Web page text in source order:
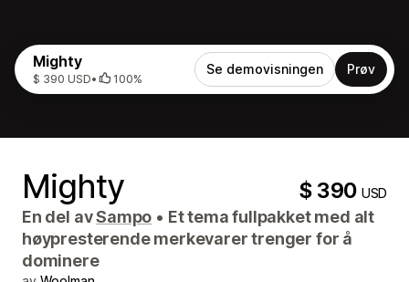
Mighty
$ 390 USD• 100%
Se demovisningen Prøv
Mighty $ 390USD
En del avSampo • Et tema fullpakket med alt
høypresterende merkevarer trenger for å
dominere